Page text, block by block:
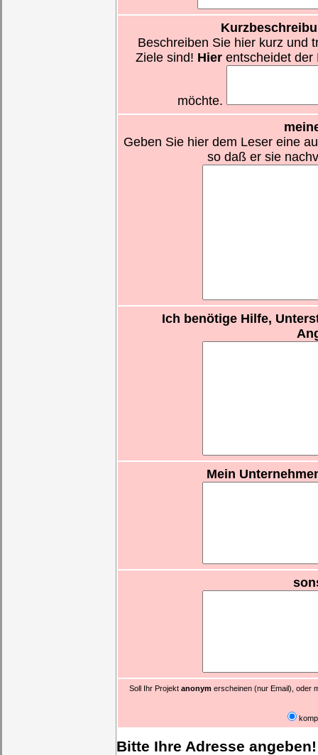
Beschreiben Sie hier kurz und
Ziele sind! Hier entscheidet der
möchte.
Geben Sie hier dem Leser eine
so daß er sie
Ich benötige Hilfe,
Mein
Soll Ihr Projekt anonym erscheinen (nur Email), oder
Bitte Ihre Adresse angeben!